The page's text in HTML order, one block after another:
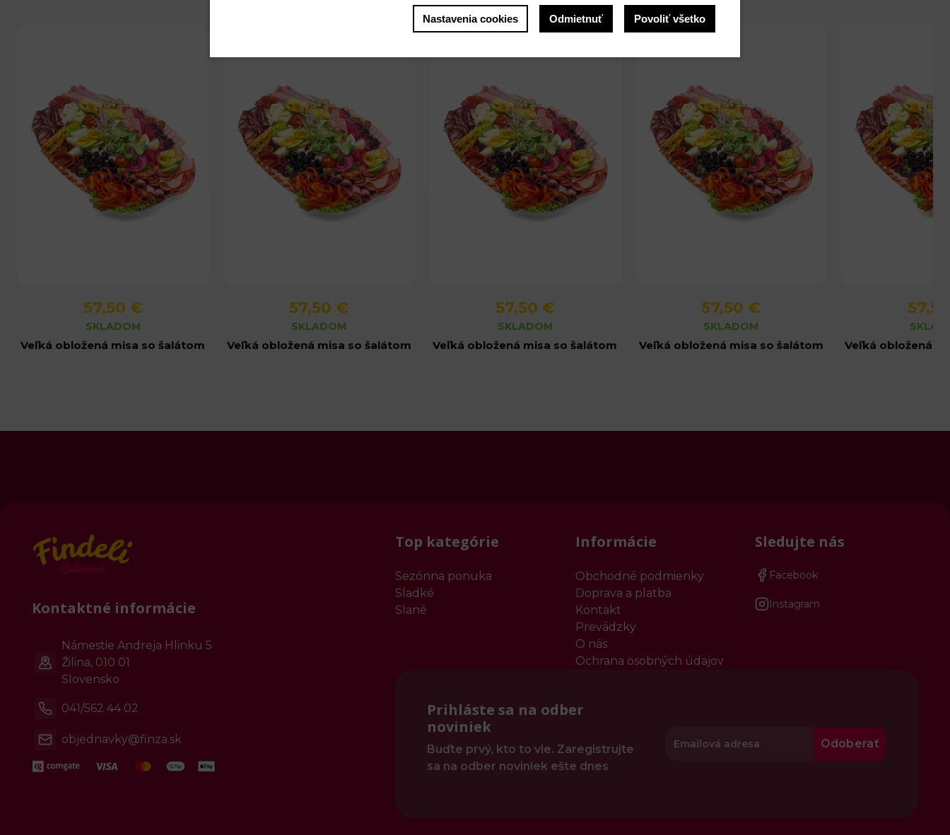
Detail produktu
57,50 €
SKLADOM
Veľká obložená misa so šalátom
Detail produktu
57,50 €
SKLADOM
Veľká obložená misa so šalátom
Detail produktu
57,50 €
SKLADOM
Veľká obložená misa so šalátom
Detail produktu
57,50 €
SKLADOM
Veľká obložená misa so šalátom
Detail
Veľká obložená
Kontaktné informácie
Námestie Andreja Hlinku 5
Žilina, 010 01
Slovensko
041/562 44 02
objednavky@finza.sk
Top kategórie
Sezónna ponuka
Sladké
Slané
Informácie
Obchodné podmienky
Doprava a platba
Kontakt
Prevádzky
O nás
Ochrana osobných údajov
Sledujte nás
Facebook
Instagram
Prihláste sa na odber
noviniek
Buďte prvý, kto to vie. Zaregistrujte
sa na odber noviniek ešte dnes
Odoberať
Nastavenia cookies Odmietnuť Povoliť všetko